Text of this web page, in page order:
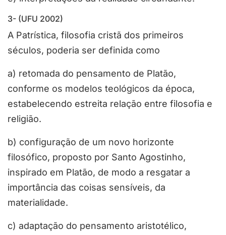
3- (UFU 2002)
A Patrística, filosofia cristã dos primeiros
séculos, poderia ser definida como
a) retomada do pensamento de Platão,
conforme os modelos teológicos da época,
estabelecendo estreita relação entre filosofia e
religião.
b) configuração de um novo horizonte
filosófico, proposto por Santo Agostinho,
inspirado em Platão, de modo a resgatar a
importância das coisas sensíveis, da
materialidade.
c) adaptação do pensamento aristotélico,